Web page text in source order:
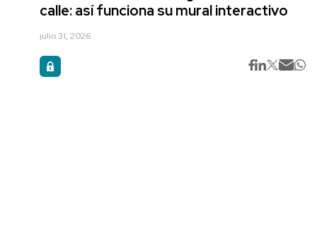
calle: así funciona su mural interactivo
julio 31, 2026